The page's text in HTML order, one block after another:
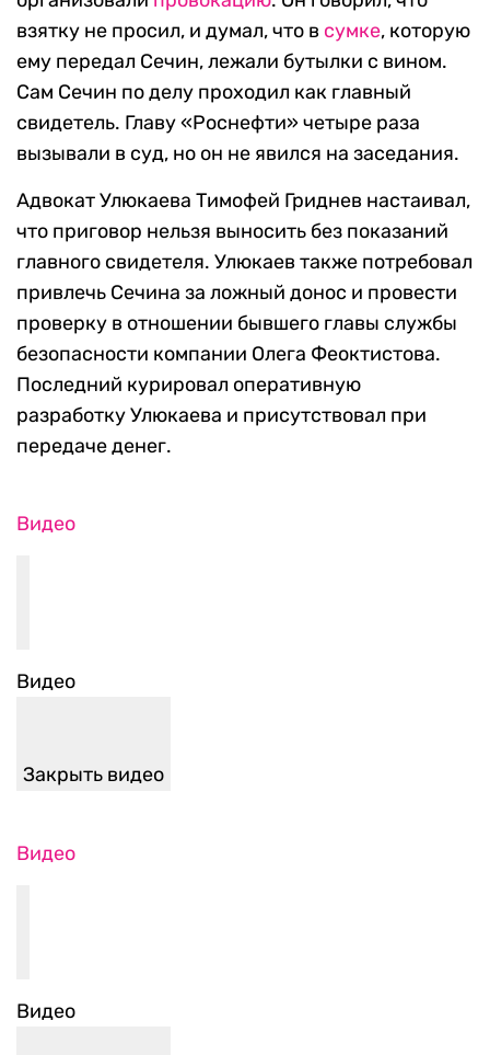
взятку не просил, и думал, что в сумке, которую
ему передал Сечин, лежали бутылки с вином.
Сам Сечин по делу проходил как главный
свидетель. Главу «Роснефти» четыре раза
вызывали в суд, но он не явился на заседания.
Адвокат Улюкаева Тимофей Гриднев настаивал,
что приговор нельзя выносить без показаний
главного свидетеля. Улюкаев также потребовал
привлечь Сечина за ложный донос и провести
проверку в отношении бывшего главы службы
безопасности компании Олега Феоктистова.
Последний курировал оперативную
разработку Улюкаева и присутствовал при
передаче денег.
Видео
Видео
Закрыть видео
Видео
Видео